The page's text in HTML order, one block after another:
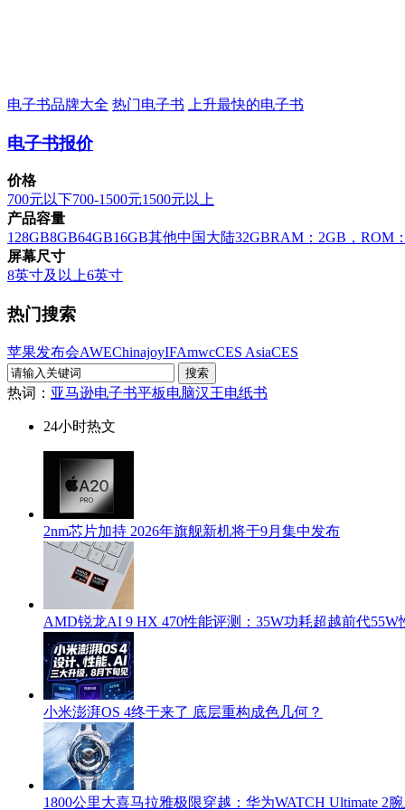
电子书品牌大全 热门电子书 上升最快的电子书
电子书报价
价格
700元以下700-1500元1500元以上
产品容量
128GB8GB64GB16GB其他中国大陆32GBRAM：2GB，ROM
屏幕尺寸
8英寸及以上6英寸
热门搜索
苹果发布会AWEChinajoyIFAmwcCES AsiaCES
热词： 亚马逊电子书平板电脑汉王电纸书
24小时热文
2nm芯片加持 2026年旗舰新机将于9月集中发布
AMD锐龙AI 9 HX 470性能评测：35W功耗超越前代55W
小米澎湃OS 4终于来了 底层重构成色几何？
1800公里大喜马拉雅极限穿越：华为WATCH Ultimate 2